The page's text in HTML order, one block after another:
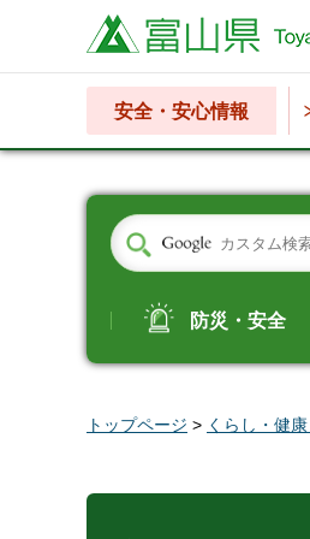
富山県
安全・安心情報
防災・安全
トップページ > くらし・健